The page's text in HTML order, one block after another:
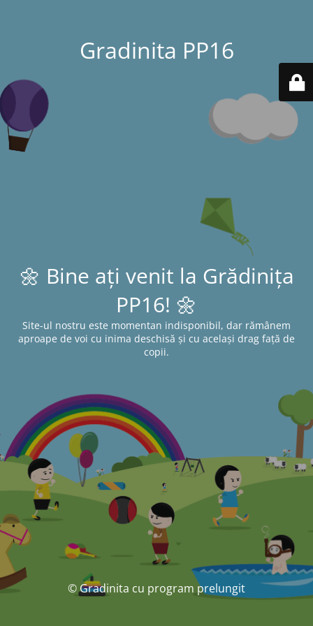
Gradinita PP16
🌼 Bine ați venit la Grădinița
PP16! 🌼
Site-ul nostru este momentan indisponibil, dar rămânem
aproape de voi cu inima deschisă și cu același drag față de
copii.
© Gradinita cu program prelungit